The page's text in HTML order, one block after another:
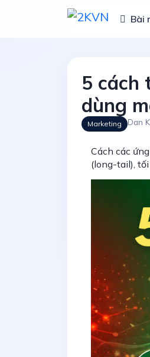
Bài
5 cách
dùng
Marketing Dan
Cách các
(long-tail),